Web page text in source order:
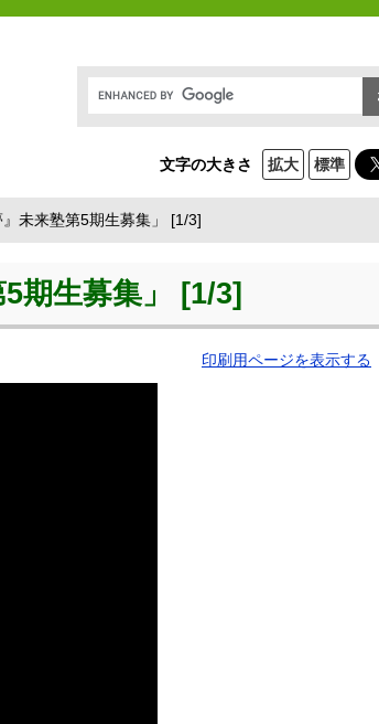
文字の大きさ 拡大 標準
未来塾第5期生募集」 [1/3]
期生募集」 [1/3]
印刷用ページを表示する